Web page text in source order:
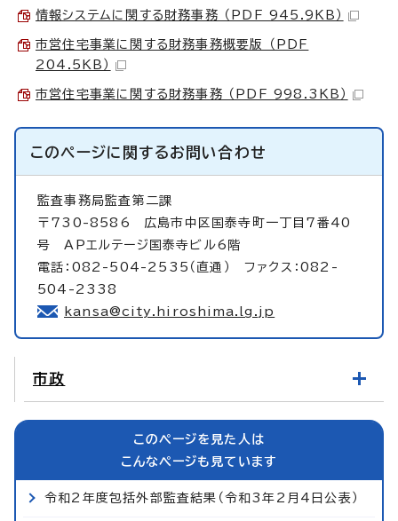
情報システムに関する財務事務 （PDF 945.9KB）
市営住宅事業に関する財務事務概要版 （PDF
204.5KB）
市営住宅事業に関する財務事務 （PDF 998.3KB）
このページに関するお問い合わせ
監査事務局監査第二課
〒730-8586 広島市中区国泰寺町一丁目7番40
号 APエルテージ国泰寺ビル6階
電話：082-504-2535（直通） ファクス：082-
504-2338
kansa@city.hiroshima.lg.jp
市政
このページを見た人は
こんなページも見ています
令和2年度包括外部監査結果（令和3年2月4日公表）